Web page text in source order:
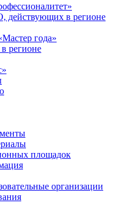
действующих в регионе
года»
регионе
площадок
организации